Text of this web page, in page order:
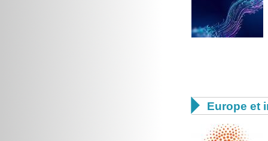
 Europe et